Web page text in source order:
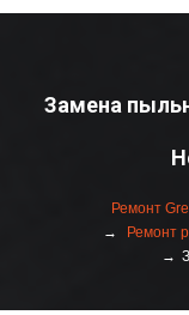
Замена
Ремонт
Ремонт